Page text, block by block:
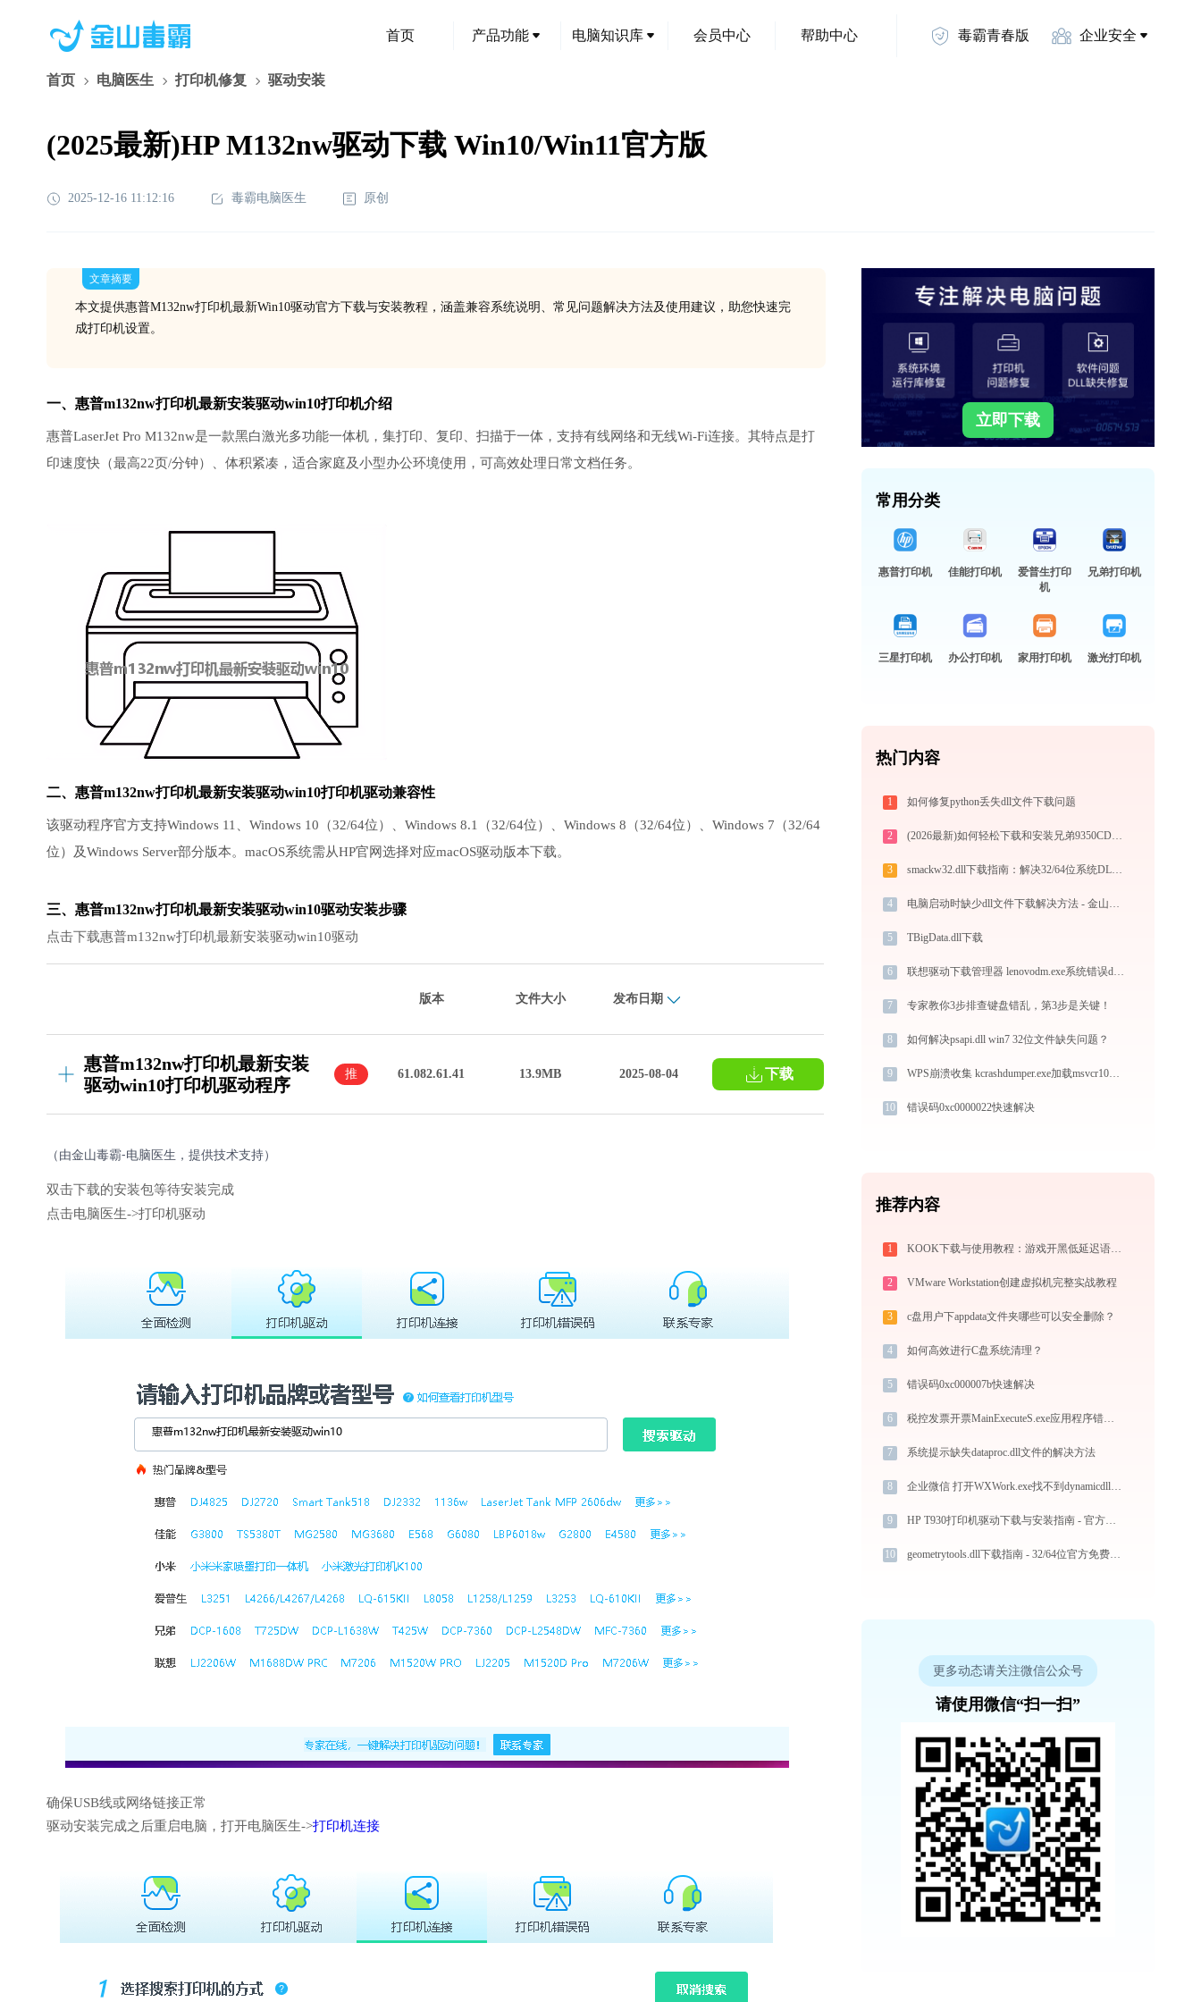
首页 产品功能 电脑知识库 会员中心 帮助中心 毒霸青春版 企业安全
首页 电脑医生 打印机修复 驱动安装
(2025最新)HP M132nw驱动下载 Win10/Win11官方版
2025-12-16 11:12:16 毒霸电脑医生 原创
文章摘要
本文提供惠普M132nw打印机最新Win10驱动官方下载与安装教程，涵盖兼容系统说明、常见问题解决方法及使用建议，助您快速完
成打印机设置。
一、惠普m132nw打印机最新安装驱动win10打印机介绍
惠普LaserJet Pro M132nw是一款黑白激光多功能一体机，集打印、复印、扫描于一体，支持有线网络和无线Wi-Fi连接。其特点是打
印速度快（最高22页/分钟）、体积紧凑，适合家庭及小型办公环境使用，可高效处理日常文档任务。
二、惠普m132nw打印机最新安装驱动win10打印机驱动兼容性
该驱动程序官方支持Windows 11、Windows 10（32/64位）、Windows 8.1（32/64位）、Windows 8（32/64位）、Windows 7（32/64
位）及Windows Server部分版本。macOS系统需从HP官网选择对应macOS驱动版本下载。
三、惠普m132nw打印机最新安装驱动win10驱动安装步骤
点击下载惠普m132nw打印机最新安装驱动win10驱动
版本 文件大小 发布日期
惠普m132nw打印机最新安装
驱动win10打印机驱动程序
推
61.082.61.41 13.9MB 2025-08-04 下载
（由金山毒霸-电脑医生，提供技术支持）
双击下载的安装包等待安装完成
点击电脑医生->打印机驱动
确保USB线或网络链接正常
驱动安装完成之后重启电脑，打开电脑医生->打印机连接
立即下载
常用分类
惠普打印机 佳能打印机
爱普生打印
机
兄弟打印机
三星打印机 办公打印机 家用打印机 激光打印机
热门内容
1 如何修复python丢失dll文件下载问题
2 (2026最新)如何轻松下载和安装兄弟9350CDW打印机驱动？跟着这篇指南走
3 smackw32.dll下载指南：解决32/64位系统DLL缺失问题的完整方案
4 电脑启动时缺少dll文件下载解决方法 - 金山毒霸
5 TBigData.dll下载
6 联想驱动下载管理器 lenovodm.exe系统错误dgbase.dll丢失如何解决
7 专家教你3步排查键盘错乱，第3步是关键！
8 如何解决psapi.dll win7 32位文件缺失问题？
9 WPS崩溃收集 kcrashdumper.exe加载msvcr100.dll文件丢失处理办法
10 错误码0xc0000022快速解决
推荐内容
1 KOOK下载与使用教程：游戏开黑低延迟语音全指南
2 VMware Workstation创建虚拟机完整实战教程
3 c盘用户下appdata文件夹哪些可以安全删除？
4 如何高效进行C盘系统清理？
5 错误码0xc000007b快速解决
6 税控发票开票MainExecuteS.exe应用程序错误0xc000000d解决方法
7 系统提示缺失dataproc.dll文件的解决方法
8 企业微信 打开WXWork.exe找不到dynamicdll怎么办
9 HP T930打印机驱动下载与安装指南 - 官方驱动支持
10 geometrytools.dll下载指南 - 32/64位官方免费版，解决DLL缺失问题
更多动态请关注微信公众号
请使用微信“扫一扫”